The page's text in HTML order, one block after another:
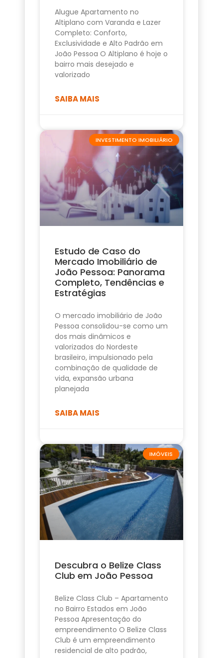
Alugue Apartamento no
Altiplano com Varanda e Lazer
Completo: Conforto,
Exclusividade e Alto Padrão em
João Pessoa O Altiplano é hoje o
bairro mais desejado e
valorizado
SAIBA MAIS
INVESTIMENTO IMOBILIÁRIO
Estudo de Caso do
Mercado Imobiliário de
João Pessoa: Panorama
Completo, Tendências e
Estratégias
O mercado imobiliário de João
Pessoa consolidou-se como um
dos mais dinâmicos e
valorizados do Nordeste
brasileiro, impulsionado pela
combinação de qualidade de
vida, expansão urbana
planejada
SAIBA MAIS
IMÓVEIS
Descubra o Belize Class
Club em João Pessoa
Belize Class Club – Apartamento
no Bairro Estados em João
Pessoa Apresentação do
empreendimento O Belize Class
Club é um empreendimento
residencial de alto padrão,